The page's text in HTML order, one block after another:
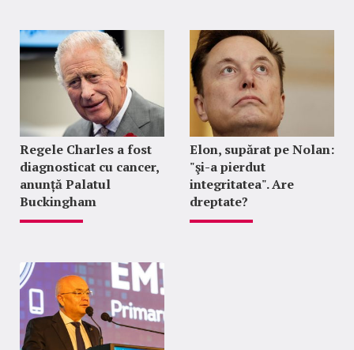
Regele Charles a fost
diagnosticat cu cancer,
anunță Palatul
Buckingham
Elon, supărat pe Nolan:
"şi-a pierdut
integritatea". Are
dreptate?